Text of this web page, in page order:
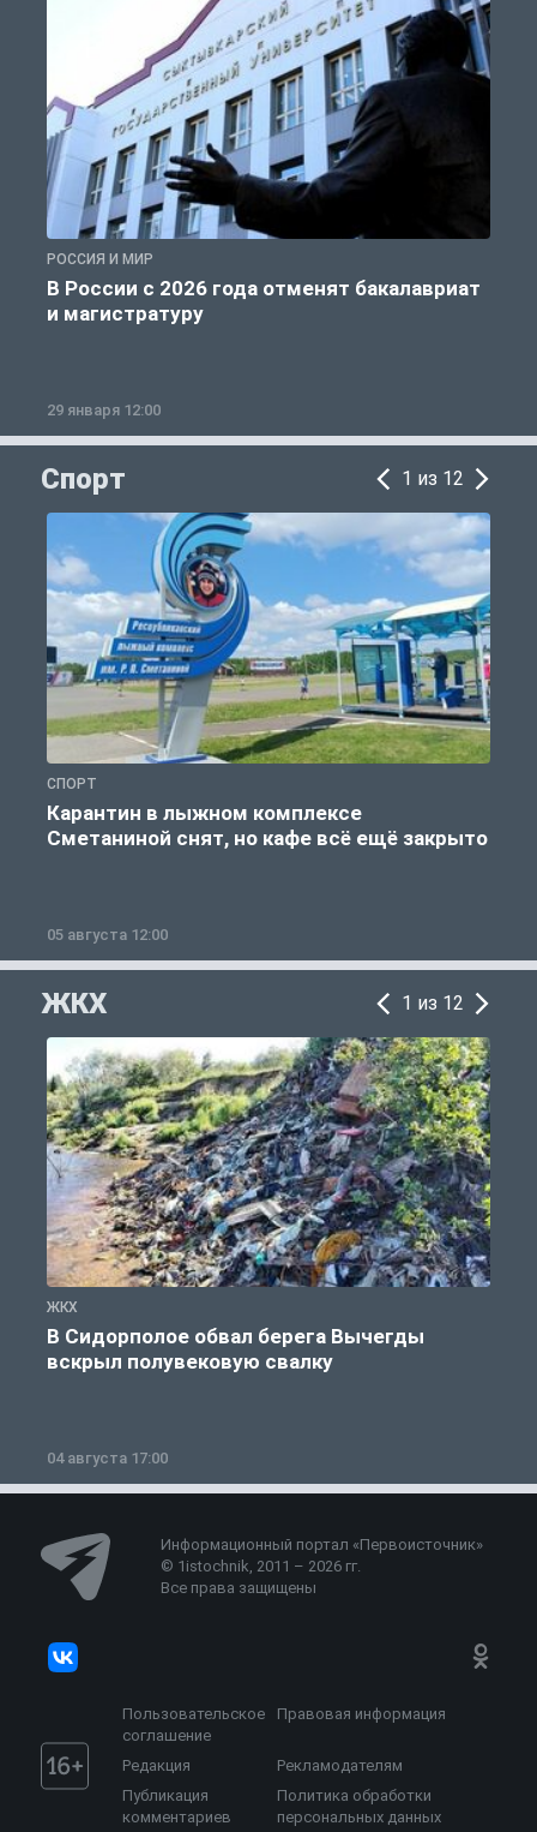
РОССИЯ И МИР
В России с 2026 года отменят бакалавриат
и магистратуру
29 января 12:00
Спорт 1 из 12
СПОРТ
Карантин в лыжном комплексе
Сметаниной снят, но кафе всё ещё закрыто
05 августа 12:00
ЖКХ 1 из 12
ЖКХ
В Сидорполое обвал берега Вычегды
вскрыл полувековую свалку
04 августа 17:00
Информационный портал «Первоисточник»
© 1istochnik, 2011 – 2026 гг.
Все права защищены
Пользовательское
соглашение
Правовая информация
Редакция
Рекламодателям
Публикация
комментариев
Политика обработки
персональных данных